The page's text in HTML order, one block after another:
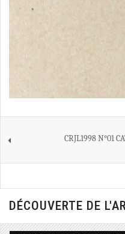
CRJL1998 N°01
DÉCOUVERTE DE